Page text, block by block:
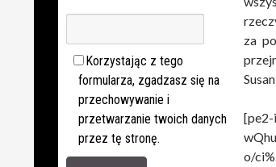
za
o/
Korzystając z tego
formularza, zgadzasz się na
przechowywanie i
przetwarzanie twoich danych
przez tę stronę.